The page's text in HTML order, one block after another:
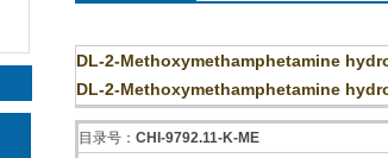
DL-2-Methoxymethamphetamine
DL-2-Methoxymethamphetamine
目录号： CHI-9792.11-K-ME